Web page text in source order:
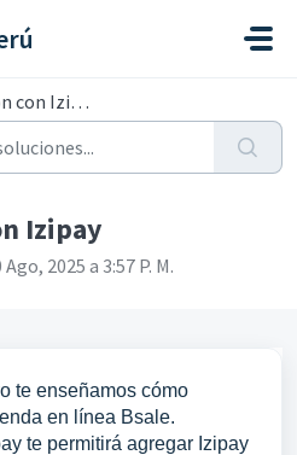
Izipay
Izipay
2025 a 3:57 P. M.
te enseñamos cómo
en línea Bsale.
te permitirá agregar Izipay